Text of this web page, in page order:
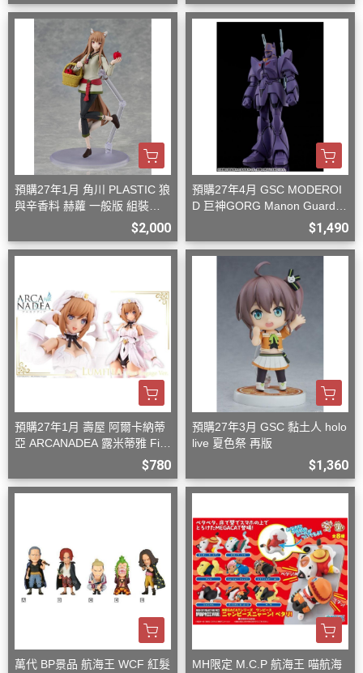
預購27年1月 角川 PLASTIC 狼
與辛香料 赫蘿 一般版 組裝模
$2,000
預購27年4月 GSC MODEROI
D 巨神GORG Manon Guardia
$1,490
預購27年1月 壽屋 阿爾卡納蒂
亞 ARCANADEA 露米蒂雅 Firs
$780
預購27年3月 GSC 黏土人 holo
live 夏色祭 再版
$1,360
萬代 BP景品 航海王 WCF 紅髮
MH限定 M.C.P 航海王 喵航海